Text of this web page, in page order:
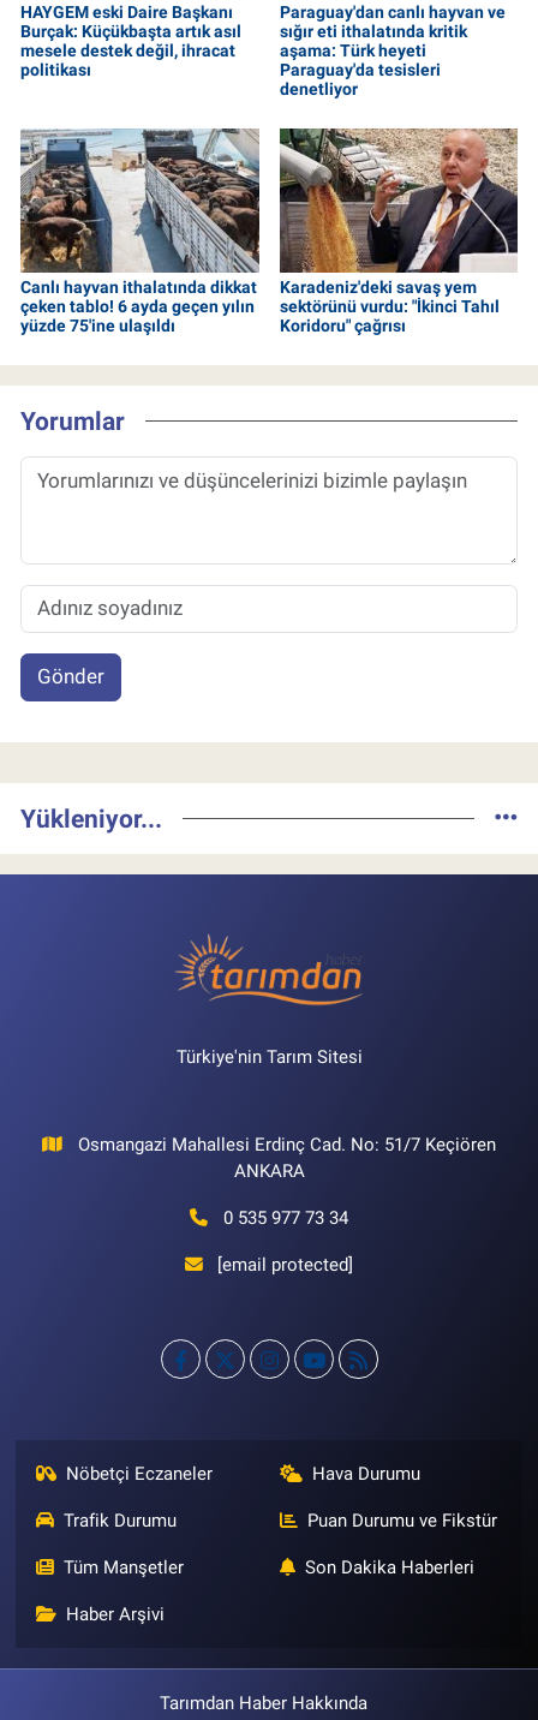
HAYGEM eski Daire Başkanı
Burçak: Küçükbaşta artık asıl
mesele destek değil, ihracat
politikası
Paraguay'dan canlı hayvan ve
sığır eti ithalatında kritik
aşama: Türk heyeti
Paraguay'da tesisleri
denetliyor
Canlı hayvan ithalatında dikkat
çeken tablo! 6 ayda geçen yılın
yüzde 75'ine ulaşıldı
Karadeniz'deki savaş yem
sektörünü vurdu: "İkinci Tahıl
Koridoru" çağrısı
Yorumlar
Gönder
Yükleniyor...
Türkiye'nin Tarım Sitesi
Osmangazi Mahallesi Erdinç Cad. No: 51/7 Keçiören
ANKARA
0 535 977 73 34
[email protected]
Nöbetçi Eczaneler Hava Durumu
Trafik Durumu Puan Durumu ve Fikstür
Tüm Manşetler Son Dakika Haberleri
Haber Arşivi
Tarımdan Haber Hakkında